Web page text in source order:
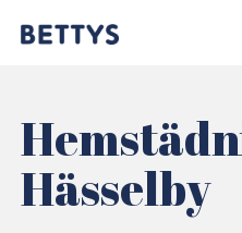
Hässelby